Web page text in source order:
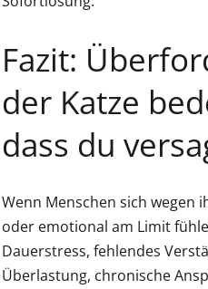
Fazit:
der Katze
dass du
Wenn Menschen sich wegen
oder emotional am Limit
Dauerstress, fehlendes
Überlastung, chronische